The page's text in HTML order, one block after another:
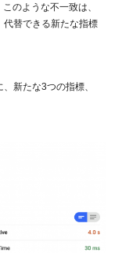
のような不一致は、
代替できる新たな指標
新たな3つの指標、